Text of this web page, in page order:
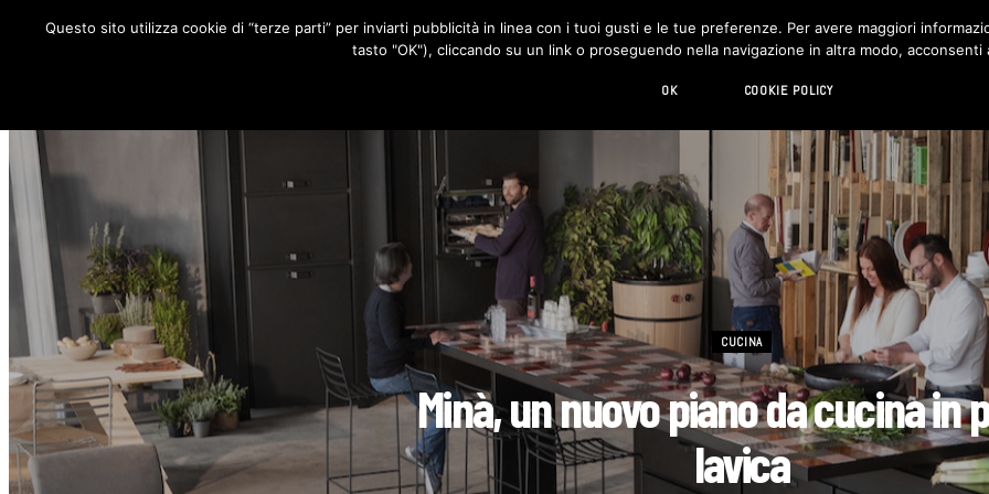
RUBRICHE DESIGN LIVING HI-TECH CHI SIAMO
CUCINA
Minà, un nuovo piano da cucina in
lavica
Questo sito utilizza cookie di “terze parti” per inviarti pubblicità in linea con i tuoi gusti e le tue preferenze. Per avere maggiori
tasto "OK"), cliccando su un link o proseguendo nella navigazione in altra modo, acconsenti
OK COOKIE POLICY